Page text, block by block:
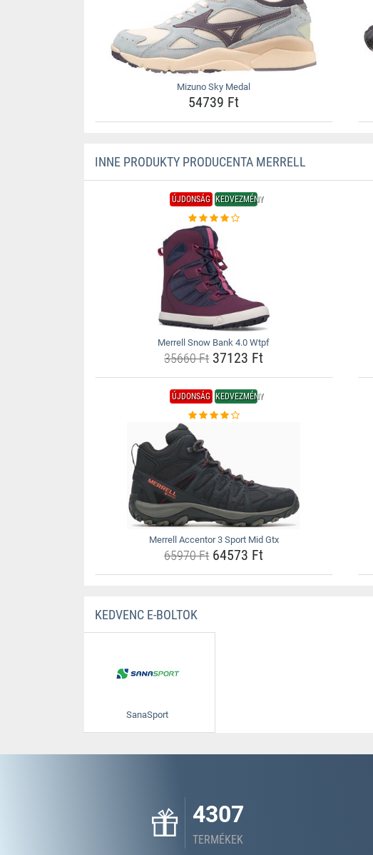
Mizuno Sky Medal
54739 Ft
INNE PRODUKTY PRODUCENTA MERRELL
ÚJDONSÁG KEDVEZMÉNY
Merrell Snow Bank 4.0 Wtpf
35660 Ft37123 Ft
ÚJDONSÁG KEDVEZMÉNY
Merrell Accentor 3 Sport Mid Gtx
65970 Ft64573 Ft
KEDVENC E-BOLTOK
SanaSport
4307
TERMÉKEK